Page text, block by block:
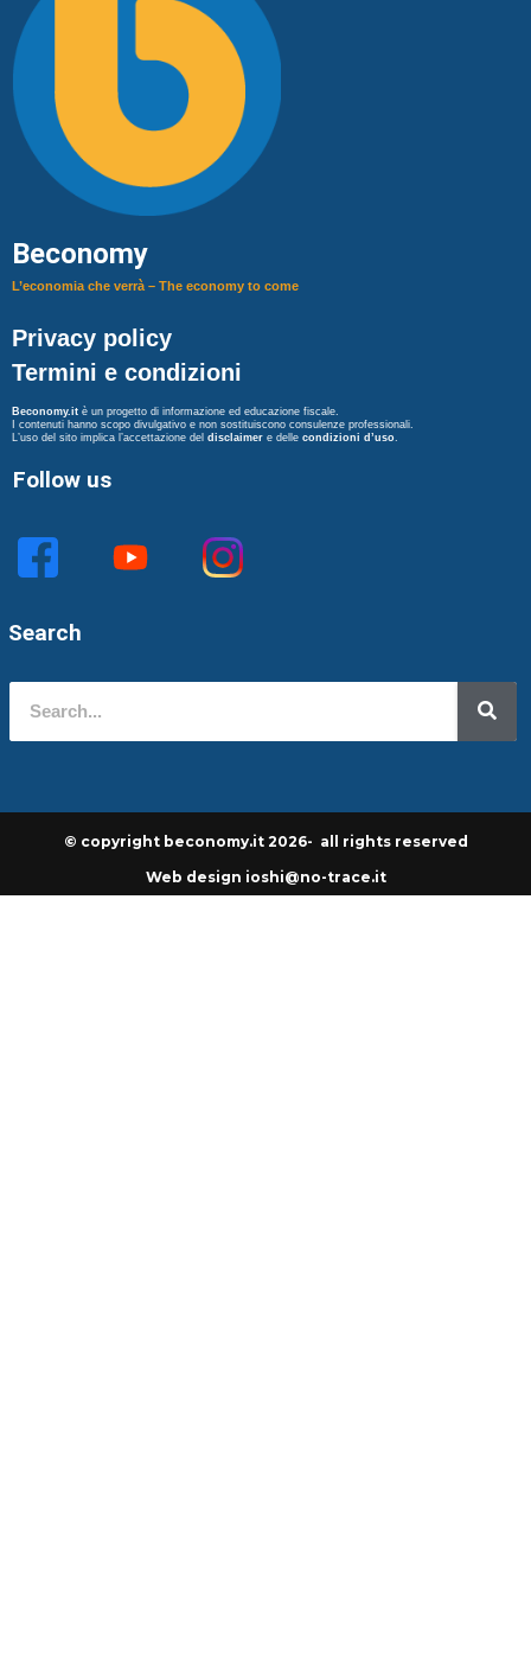
Beconomy
L’economia che verrà – The economy to come
Privacy policy
Termini e condizioni
Beconomy.it è un progetto di informazione ed educazione fiscale.
I contenuti hanno scopo divulgativo e non sostituiscono consulenze professionali.
L’uso del sito implica l’accettazione del disclaimer e delle condizioni d’uso
Follow us
Search
© copyright beconomy.it 2026- all rights reserved
Web design ioshi@no-trace.it